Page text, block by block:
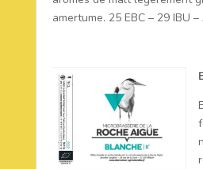
amertume. 25 EBC – 29 IBU